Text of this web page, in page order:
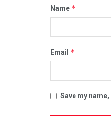
Name *
Email *
Save my